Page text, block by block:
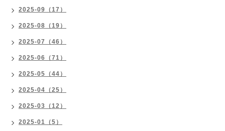
2025-09（17）
2025-08（19）
2025-07（46）
2025-06（71）
2025-05（44）
2025-04（25）
2025-03（12）
2025-01（5）